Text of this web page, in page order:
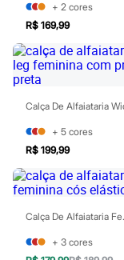
Roupas menina
0 a 24 meses
1 a 5 anos
4 a 12 anos
10 a 16 anos
Roupas menino
0 a 24 meses
1 a 5 anos
4 a 12 anos
10 a 16 anos
Acessórios
Recém-nascido
Bolsas e Mochilas
Chapéus
Calçados
Botas
Chinelos
Pantufas
+ 2 cores
R$ 169,99
+ 5 cores
R$ 199,99
Calça
+ 3 cores